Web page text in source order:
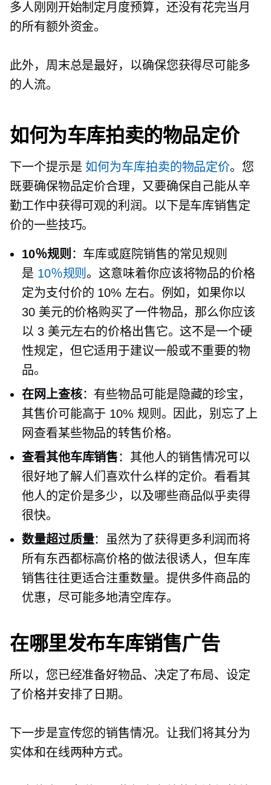
多人刚刚开始制定月度预算，还没有花完当月
的所有额外资金。
此外，周末总是最好，以确保您获得尽可能多
的人流。
如何为车库拍卖的物品定价
下一个提示是 如何为车库拍卖的物品定价。您
既要确保物品定价合理，又要确保自己能从辛
勤工作中获得可观的利润。以下是车库销售定
价的一些技巧。
10％规则 ：车库或庭院销售的常见规则
是 10％规则 。这意味着你应该将物品的价格
定为支付价的 10% 左右。例如，如果你以
30 美元的价格购买了一件物品，那么你应该
以 3 美元左右的价格出售它。这不是一个硬
性规定，但它适用于建议一般或不重要的物
品。
在网上查核：有些物品可能是隐藏的珍宝，
其售价可能高于 10% 规则。因此，别忘了上
网查看某些物品的转售价格。
查看其他车库销售：其他人的销售情况可以
很好地了解人们喜欢什么样的定价。看看其
他人的定价是多少，以及哪些商品似乎卖得
很快。
数量超过质量：虽然为了获得更多利润而将
所有东西都标高价格的做法很诱人，但车库
销售往往更适合注重数量。提供多件商品的
优惠，尽可能多地清空库存。
在哪里发布车库销售广告
所以，您已经准备好物品、决定了布局、设定
了价格并安排了日期。
下一步是宣传您的销售情况。让我们将其分为
实体和在线两种方式。